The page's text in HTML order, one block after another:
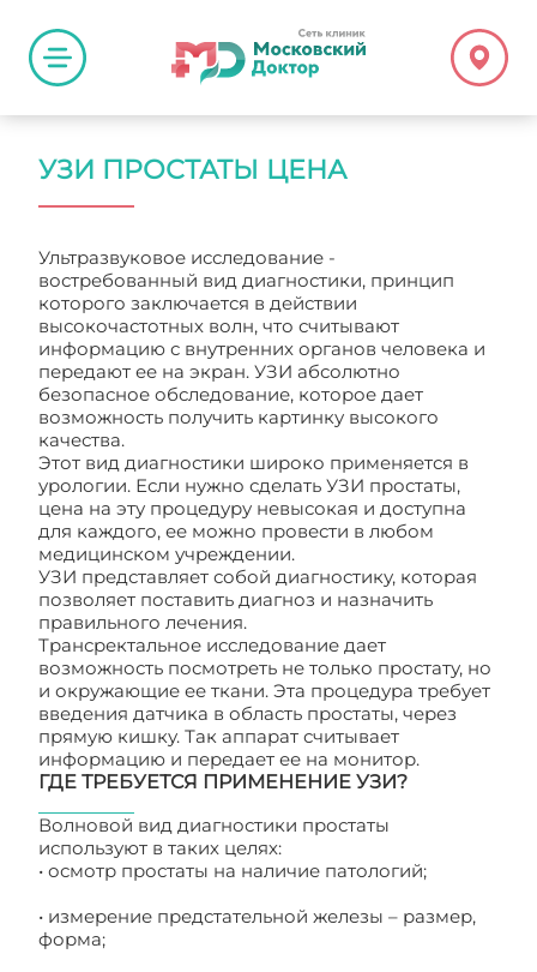
УЗИ ПРОСТАТЫ ЦЕНА
Ультразвуковое исследование -
востребованный вид диагностики, принцип
которого заключается в действии
высокочастотных волн, что считывают
информацию с внутренних органов человека и
передают ее на экран. УЗИ абсолютно
безопасное обследование, которое дает
возможность получить картинку высокого
качества.
Этот вид диагностики широко применяется в
урологии. Если нужно сделать УЗИ простаты,
цена на эту процедуру невысокая и доступна
для каждого, ее можно провести в любом
медицинском учреждении.
УЗИ представляет собой диагностику, которая
позволяет поставить диагноз и назначить
правильного лечения.
Трансректальное исследование дает
возможность посмотреть не только простату, но
и окружающие ее ткани. Эта процедура требует
введения датчика в область простаты, через
прямую кишку. Так аппарат считывает
информацию и передает ее на монитор.
ГДЕ ТРЕБУЕТСЯ ПРИМЕНЕНИЕ УЗИ?
Волновой вид диагностики простаты
используют в таких целях:
• осмотр простаты на наличие патологий;
• измерение предстательной железы – размер,
форма;